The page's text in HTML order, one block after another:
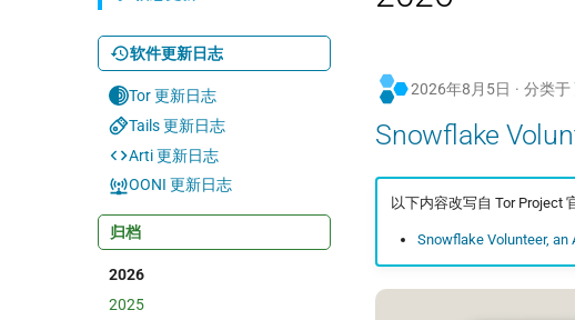
软件更新日志
Tor 更新日志
Tails 更新日志
Arti 更新日志
OONI 更新日志
归档
2026
2025
2026年8月5日 分类于
Snowflake
以下内容改写自 Tor Project
Snowflake Volunteer, an